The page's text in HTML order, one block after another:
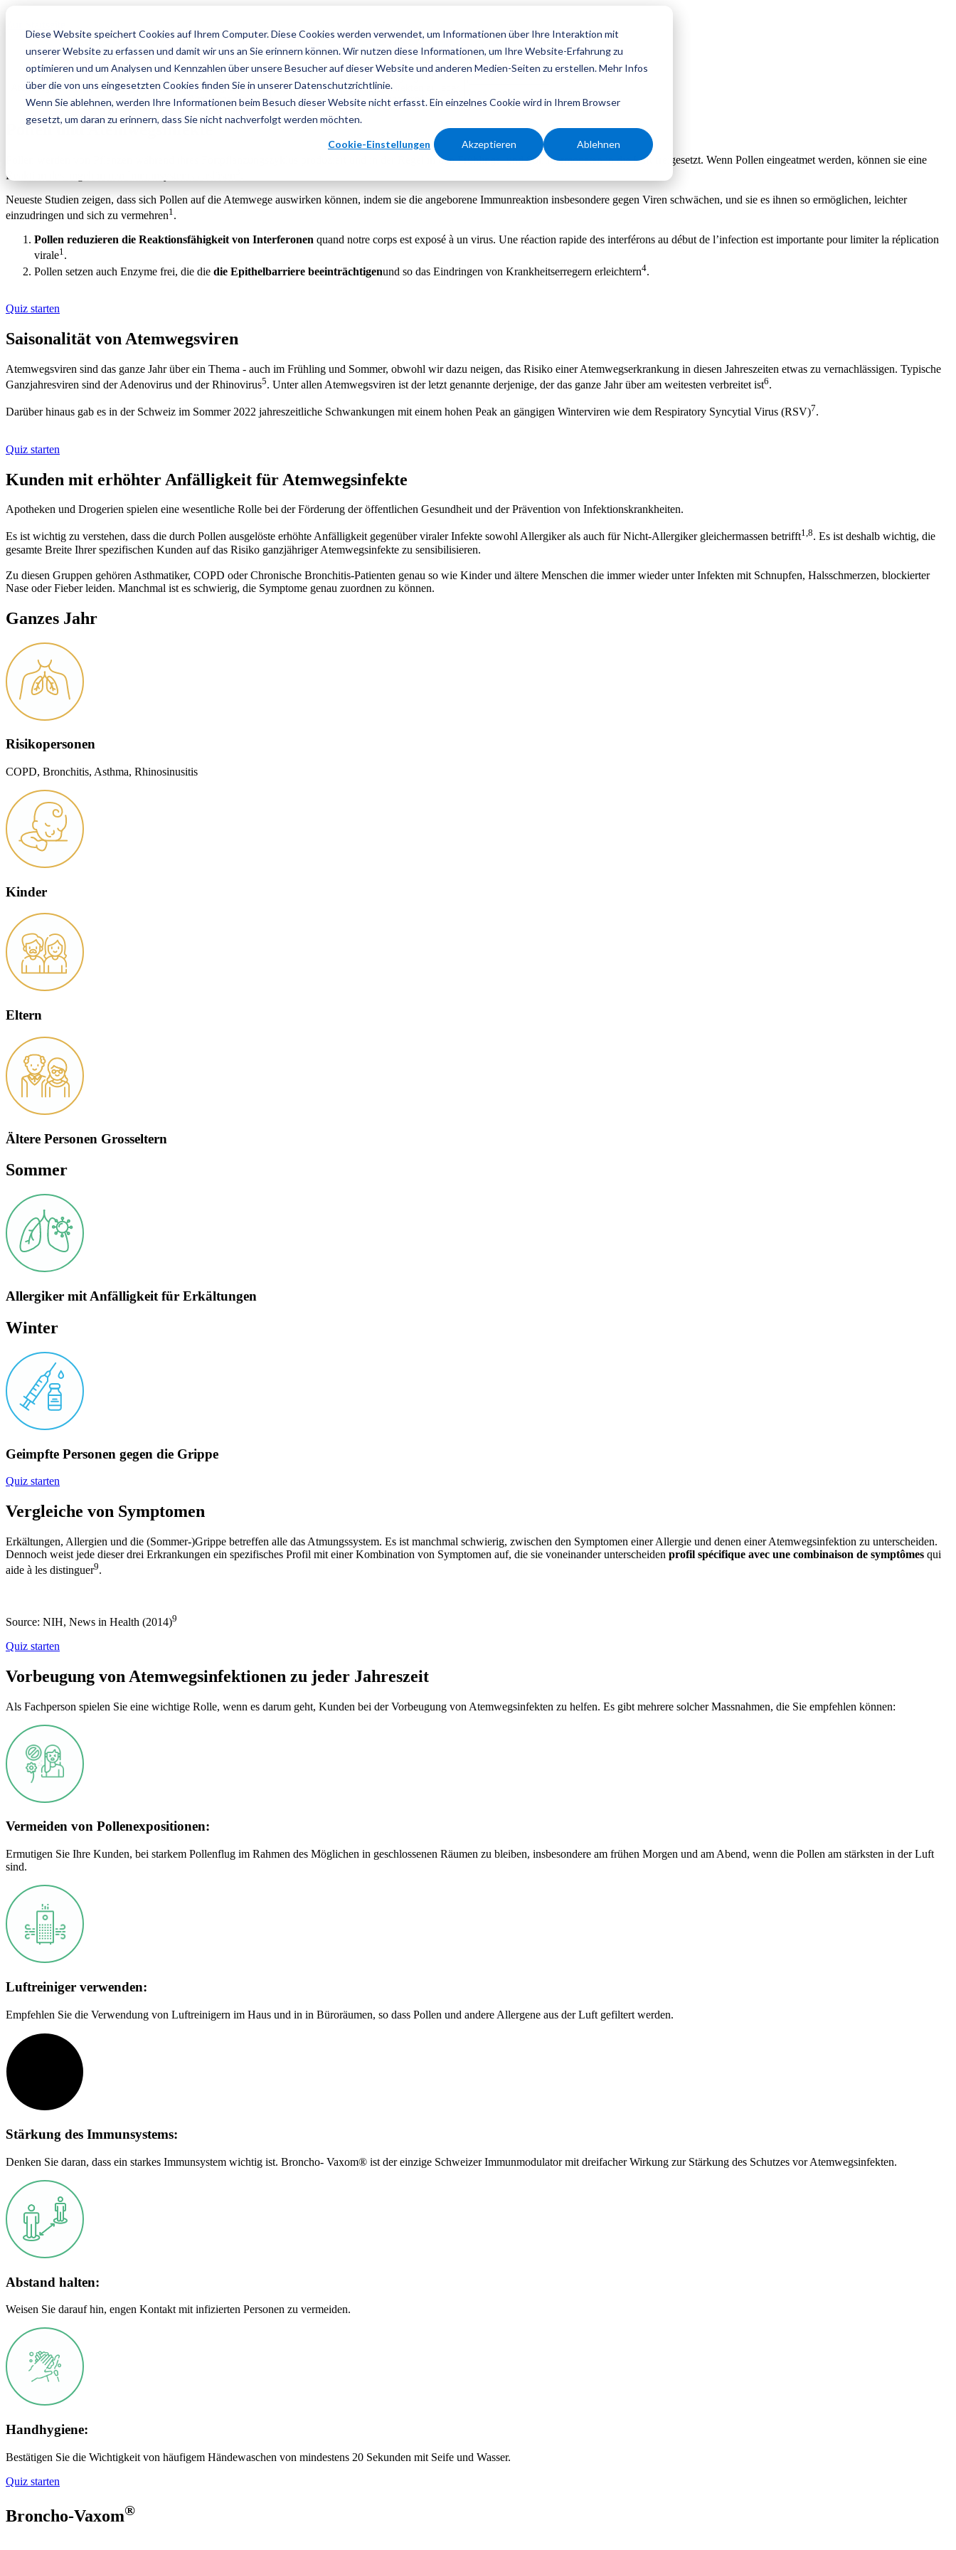
Diese Website speichert Cookies auf Ihrem Computer. Diese Cookies werden verwendet, um Informationen über Ihre Interaktion mit
unserer Website zu erfassen und damit wir uns an Sie erinnern können. Wir nutzen diese Informationen, um Ihre Website-Erfahrung zu
optimieren und um Analysen und Kennzahlen über unsere Besucher auf dieser Website und anderen Medien-Seiten zu erstellen. Mehr Infos
über die von uns eingesetzten Cookies finden Sie in unserer Datenschutzrichtlinie.
Wenn Sie ablehnen, werden Ihre Informationen beim Besuch dieser Website nicht erfasst. Ein einzelnes Cookie wird in Ihrem Browser
gesetzt, um daran zu erinnern, dass Sie nicht nachverfolgt werden möchten.
Cookie-Einstellungen Akzeptieren Ablehnen
Atemwegsinfekte
Atemwegsinfekte
Anfälligkeit für
Atemwegsinfekte
Symptome
Atemwegsinfekten zu jeder
Jahreszeit
Pollen und Atemwegsinfekte
Pollen werden von Pflanzen während ihres Fortpflanzungszyklus produziert und in der Regel in den Frühlings- und Sommermonaten in die Luft freigesetzt. Wenn Pollen eingeatmet werden, können sie eine
Reaktion des angeborenen Immunsystems auslösen
Neueste Studien zeigen, dass sich Pollen auf die Atemwege auswirken können, indem sie die angeborene Immunreaktion insbesondere gegen Viren schwächen, und sie es ihnen so ermöglichen, leichter
einzudringen und sich zu vermehren1.
Pollen reduzieren die Reaktionsfähigkeit von Interferonen quand notre corps est exposé à un virus. Une réaction rapide des interférons au début de l’infection est importante pour limiter la réplication
virale1.
Pollen setzen auch Enzyme frei, die die die Epithelbarriere beeinträchtigenund so das Eindringen von Krankheitserregern erleichtern4.
Quiz starten
Saisonalität von Atemwegsviren
Atemwegsviren sind das ganze Jahr über ein Thema - auch im Frühling und Sommer, obwohl wir dazu neigen, das Risiko einer Atemwegserkrankung in diesen Jahreszeiten etwas zu vernachlässigen. Typische
Ganzjahresviren sind der Adenovirus und der Rhinovirus5. Unter allen Atemwegsviren ist der letzt genannte derjenige, der das ganze Jahr über am weitesten verbreitet ist6.
Darüber hinaus gab es in der Schweiz im Sommer 2022 jahreszeitliche Schwankungen mit einem hohen Peak an gängigen Winterviren wie dem Respiratory Syncytial Virus (RSV)7.
Quiz starten
Kunden mit erhöhter Anfälligkeit für Atemwegsinfekte
Apotheken und Drogerien spielen eine wesentliche Rolle bei der Förderung der öffentlichen Gesundheit und der Prävention von Infektionskrankheiten.
Es ist wichtig zu verstehen, dass die durch Pollen ausgelöste erhöhte Anfälligkeit gegenüber viraler Infekte sowohl Allergiker als auch für Nicht-Allergiker gleichermassen betrifft1,8. Es ist deshalb wichtig, die
gesamte Breite Ihrer spezifischen Kunden auf das Risiko ganzjähriger Atemwegsinfekte zu sensibilisieren.
Zu diesen Gruppen gehören Asthmatiker, COPD oder Chronische Bronchitis-Patienten genau so wie Kinder und ältere Menschen die immer wieder unter Infekten mit Schnupfen, Halsschmerzen, blockierter
Nase oder Fieber leiden. Manchmal ist es schwierig, die Symptome genau zuordnen zu können.
Ganzes Jahr
Risikopersonen
COPD, Bronchitis, Asthma, Rhinosinusitis
Kinder
Eltern
Ältere Personen Grosseltern
Sommer
Allergiker mit Anfälligkeit für Erkältungen
Winter
Geimpfte Personen gegen die Grippe
Quiz starten
Vergleiche von Symptomen
Erkältungen, Allergien und die (Sommer-)Grippe betreffen alle das Atmungssystem. Es ist manchmal schwierig, zwischen den Symptomen einer Allergie und denen einer Atemwegsinfektion zu unterscheiden.
Dennoch weist jede dieser drei Erkrankungen ein spezifisches Profil mit einer Kombination von Symptomen auf, die sie voneinander unterscheiden profil spécifique avec une combinaison de symptômes qui
aide à les distinguer9.
Source: NIH, News in Health (2014)9
Quiz starten
Vorbeugung von Atemwegsinfektionen zu jeder Jahreszeit
Als Fachperson spielen Sie eine wichtige Rolle, wenn es darum geht, Kunden bei der Vorbeugung von Atemwegsinfekten zu helfen. Es gibt mehrere solcher Massnahmen, die Sie empfehlen können:
Vermeiden von Pollenexpositionen:
Ermutigen Sie Ihre Kunden, bei starkem Pollenflug im Rahmen des Möglichen in geschlossenen Räumen zu bleiben, insbesondere am frühen Morgen und am Abend, wenn die Pollen am stärksten in der Luft
sind.
Luftreiniger verwenden:
Empfehlen Sie die Verwendung von Luftreinigern im Haus und in in Büroräumen, so dass Pollen und andere Allergene aus der Luft gefiltert werden.
Stärkung des Immunsystems:
Denken Sie daran, dass ein starkes Immunsystem wichtig ist. Broncho- Vaxom® ist der einzige Schweizer Immunmodulator mit dreifacher Wirkung zur Stärkung des Schutzes vor Atemwegsinfekten.
Abstand halten:
Weisen Sie darauf hin, engen Kontakt mit infizierten Personen zu vermeiden.
Handhygiene:
Bestätigen Sie die Wichtigkeit von häufigem Händewaschen von mindestens 20 Sekunden mit Seife und Wasser.
Quiz starten
Broncho-Vaxom®